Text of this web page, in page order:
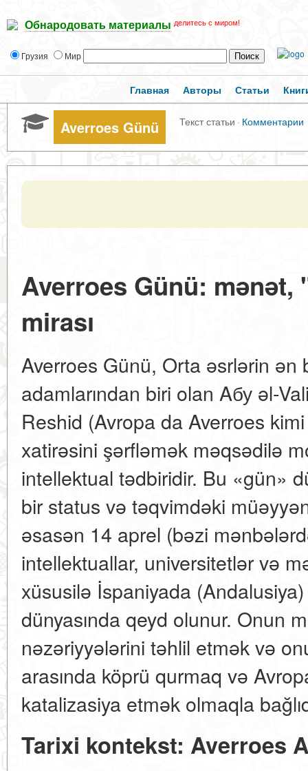
Обнародовать материалы делитесь с миром!
Грузия Мир
Главная Авторы Статьи
Averroes Günü Текст статьи · Комментарии
Averroes Günü:
mirası
Averroes Günü, Orta əsrlərin ən
adamlarından biri olan Aбу əl-
Reshid (Avropa da Averroes
xatirəsini şərfləmək məqsədilə
intellektual tədbiridir. Bu «gün»
bir status və təqvimdəki
əsasən 14 aprel (bəzi
intellektuallar, universitetlər və
xüsusilə İspaniyada
dünyasında qeyd olunur. Onun
nəzəriyyələrini təhlil etmək və
arasında köprü qurmaq və
katalizasiya etmək olmaqla
Tarixi kontekst: Averroes